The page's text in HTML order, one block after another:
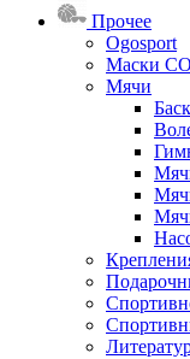
Прочее
Ogosport
Маски
Мячи